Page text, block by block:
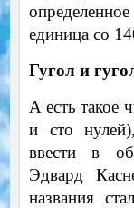
единица со
Гугол и
А есть такое
и сто
ввести в
Эдвард
названия